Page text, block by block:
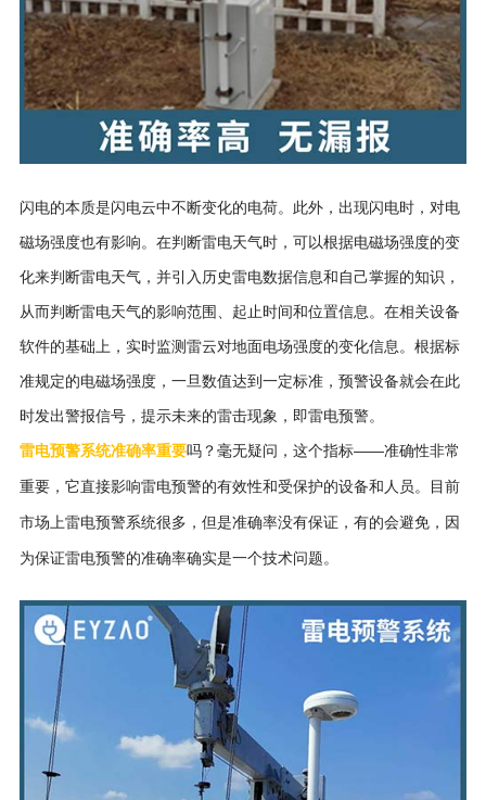
闪电的本质是闪电云中不断变化的电荷。此外，出现闪电时，对电
磁场强度也有影响。在判断雷电天气时，可以根据电磁场强度的变
化来判断雷电天气，并引入历史雷电数据信息和自己掌握的知识，
从而判断雷电天气的影响范围、起止时间和位置信息。在相关设备
软件的基础上，实时监测雷云对地面电场强度的变化信息。根据标
准规定的电磁场强度，一旦数值达到一定标准，预警设备就会在此
时发出警报信号，提示未来的雷击现象，即雷电预警。
雷电预警系统准确率重要吗？毫无疑问，这个指标——准确性非常
重要，它直接影响雷电预警的有效性和受保护的设备和人员。目前
市场上雷电预警系统很多，但是准确率没有保证，有的会避免，因
为保证雷电预警的准确率确实是一个技术问题。